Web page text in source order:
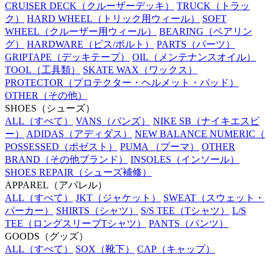
CRUISER DECK （クルーザーデッキ） TRUCK （トラッ
ク）
HARD WHEEL （トリック用ウィール）
SOFT
WHEEL （クルーザー用ウィール） BEARING （ベアリン
グ）
HARDWARE （ビス/ボルト） PARTS （パーツ）
GRIPTAPE （デッキテープ） OIL （メンテナンスオイル）
TOOL （工具類） SKATE WAX （ワックス）
PROTECTOR （プロテクター・ヘルメット・パッド）
OTHER （その他）
SHOES （シューズ）
ALL （すべて） VANS （バンズ） NIKE SB （ナイキエスビ
ー）
ADIDAS （アディダス） NEW BALANCE NUMERIC （
POSSESSED （ポゼスト） PUMA （プーマ）
OTHER
BRAND （その他ブランド） INSOLES （インソール）
SHOES REPAIR （シューズ補修）
APPAREL （アパレル）
ALL （すべて） JKT （ジャケット） SWEAT （スウェット・
パーカー）
SHIRTS （シャツ） S/S TEE （Tシャツ）
L/S
TEE （ロングスリーブTシャツ） PANTS （パンツ）
GOODS （グッズ）
ALL （すべて） SOX （靴下） CAP （キャップ）